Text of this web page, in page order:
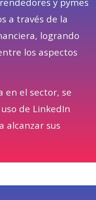
a través de la
logrando
los aspectos
en el sector, se
de LinkedIn
alcanzar sus